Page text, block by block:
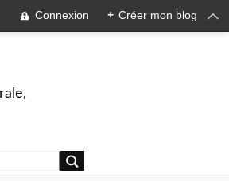
Connexion + Créer mon blog